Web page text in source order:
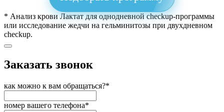
* Анализ крови Лактат для однодневной checkup-программы
или исследование жедчи на гельминитозы при двухдневном
checkup.
Заказать звонок
как можно к вам обращаться?*
номер вашего телефона*